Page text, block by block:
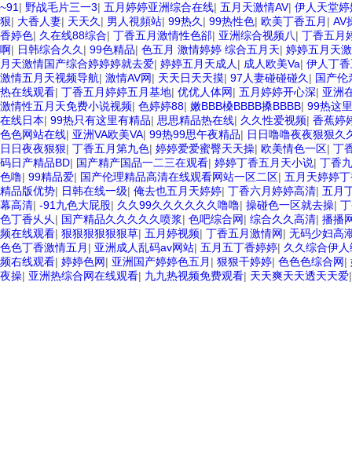
~91 | 野战毛片三一3| 五月婷婷亚洲综合在线| 五月天激情AV| 伊人天堂婷
狠| 大香人妻| 天天久 | 男人視頻站| 99热久 | 99热性色| 欧美丁香五月 | AV
香婷色| 久在线88综合| 丁香五月激情性色郤| 亚洲综合视频八| 丁香五月
啊| 日韩综合久久 | 99色精品| 色五月 激情婷婷 综合五月天| 婷婷五月天
月天激情国产综合婷婷婷就去爱| 婷婷五月天成人 | 成人欧美Va| 伊人丁
激情五月天视频导航| 激情AV网| 天天日天天摸| 97人妻碰碰碰久 | 国产伦
热在线观看| 丁香五月婷婷五月基地| 优优人体网| 五月婷婷开心深| 亚洲
激情性五月天免费小说视频| 色婷婷88| 嫩BBB槡BBBB搡BBBB| 99热这
在线日本| 99热只有这里有精品| 思思精品热在线| 久久性爱视频| 香蕉婷
色色网站在线| 亚洲VA欧美VA| 99热99思午夜精品| 日日噜噜夜夜狠狠久
日日夜夜狠狠| 丁香五月第九色| 婷婷爱爱蜜臀天天操| 欧美情色一区| 丁
码日产精品BD| 国产精产国品一二三在观看| 婷婷丁香五月天小说| 丁香
色噜| 99精品爱| 国产伦理精品高清在线观看网站一区二区| 五月天婷婷
精品版优势| 日韩在线一级| 俺去也五月天婷婷| 丁香六月婷婷高清| 五月
幕高清| -91九色大屁股| 久久99久久久久久久噜噜| 操碰色一区就去操|
色丁香乆乆 | 国产精品久久久久久喷浆| 色吧综合网| 综合久久高清| 播播
频在线观看| 狠狠狠狠狠狠草| 五月婷视频| 丁香五月激情网| 无码少妇高
色色丁香激情五月 | 亚洲成人乱码av网站| 五月五丁香婷婷| 久久综合伊
频右线观看| 婷婷色网| 亚洲国产婷婷色五月 | 狠狠干婷婷| 色色色综合网|
夜操| 亚洲热综合网在线观看| 九九热视频免费观看| 天天爽天天透天天爱|